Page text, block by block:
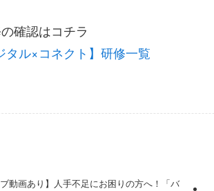
確認はコチラ
タル×コネクト】研修一覧
ブ動画あり】人手不足にお困りの方へ！「バ